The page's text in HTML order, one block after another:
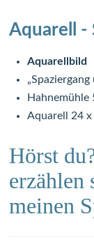
Aquarell -
Aquarellbild
Hahnemühle
Aquarell 24
Hörst
erzählen
meinen